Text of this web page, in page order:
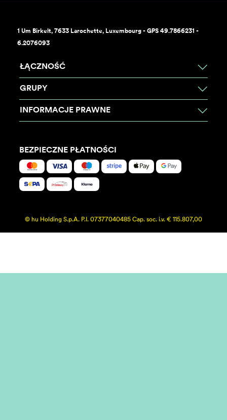
1 Um Birkelt, 7633 Larochette, Luxembourg - GPS 49.7866231 -
6.2076093
ŁĄCZNOŚĆ
GRUPY
INFORMACJE PRAWNE
BEZPIECZNE PŁATNOŚCI
© hu Holding S.p.A. P.I. 07377040485 Cap. soc. i.v. € 115.807,00